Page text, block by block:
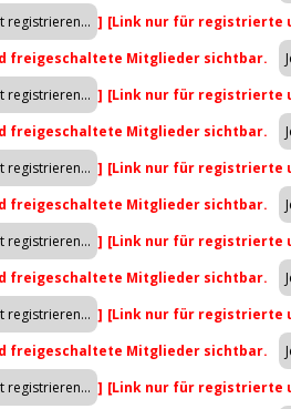
] [Link nur für registrierte
freigeschaltete Mitglieder sichtbar.
] [Link nur für registrierte
freigeschaltete Mitglieder sichtbar.
] [Link nur für registrierte
freigeschaltete Mitglieder sichtbar.
] [Link nur für registrierte
freigeschaltete Mitglieder sichtbar.
] [Link nur für registrierte
freigeschaltete Mitglieder sichtbar.
] [Link nur für registrierte